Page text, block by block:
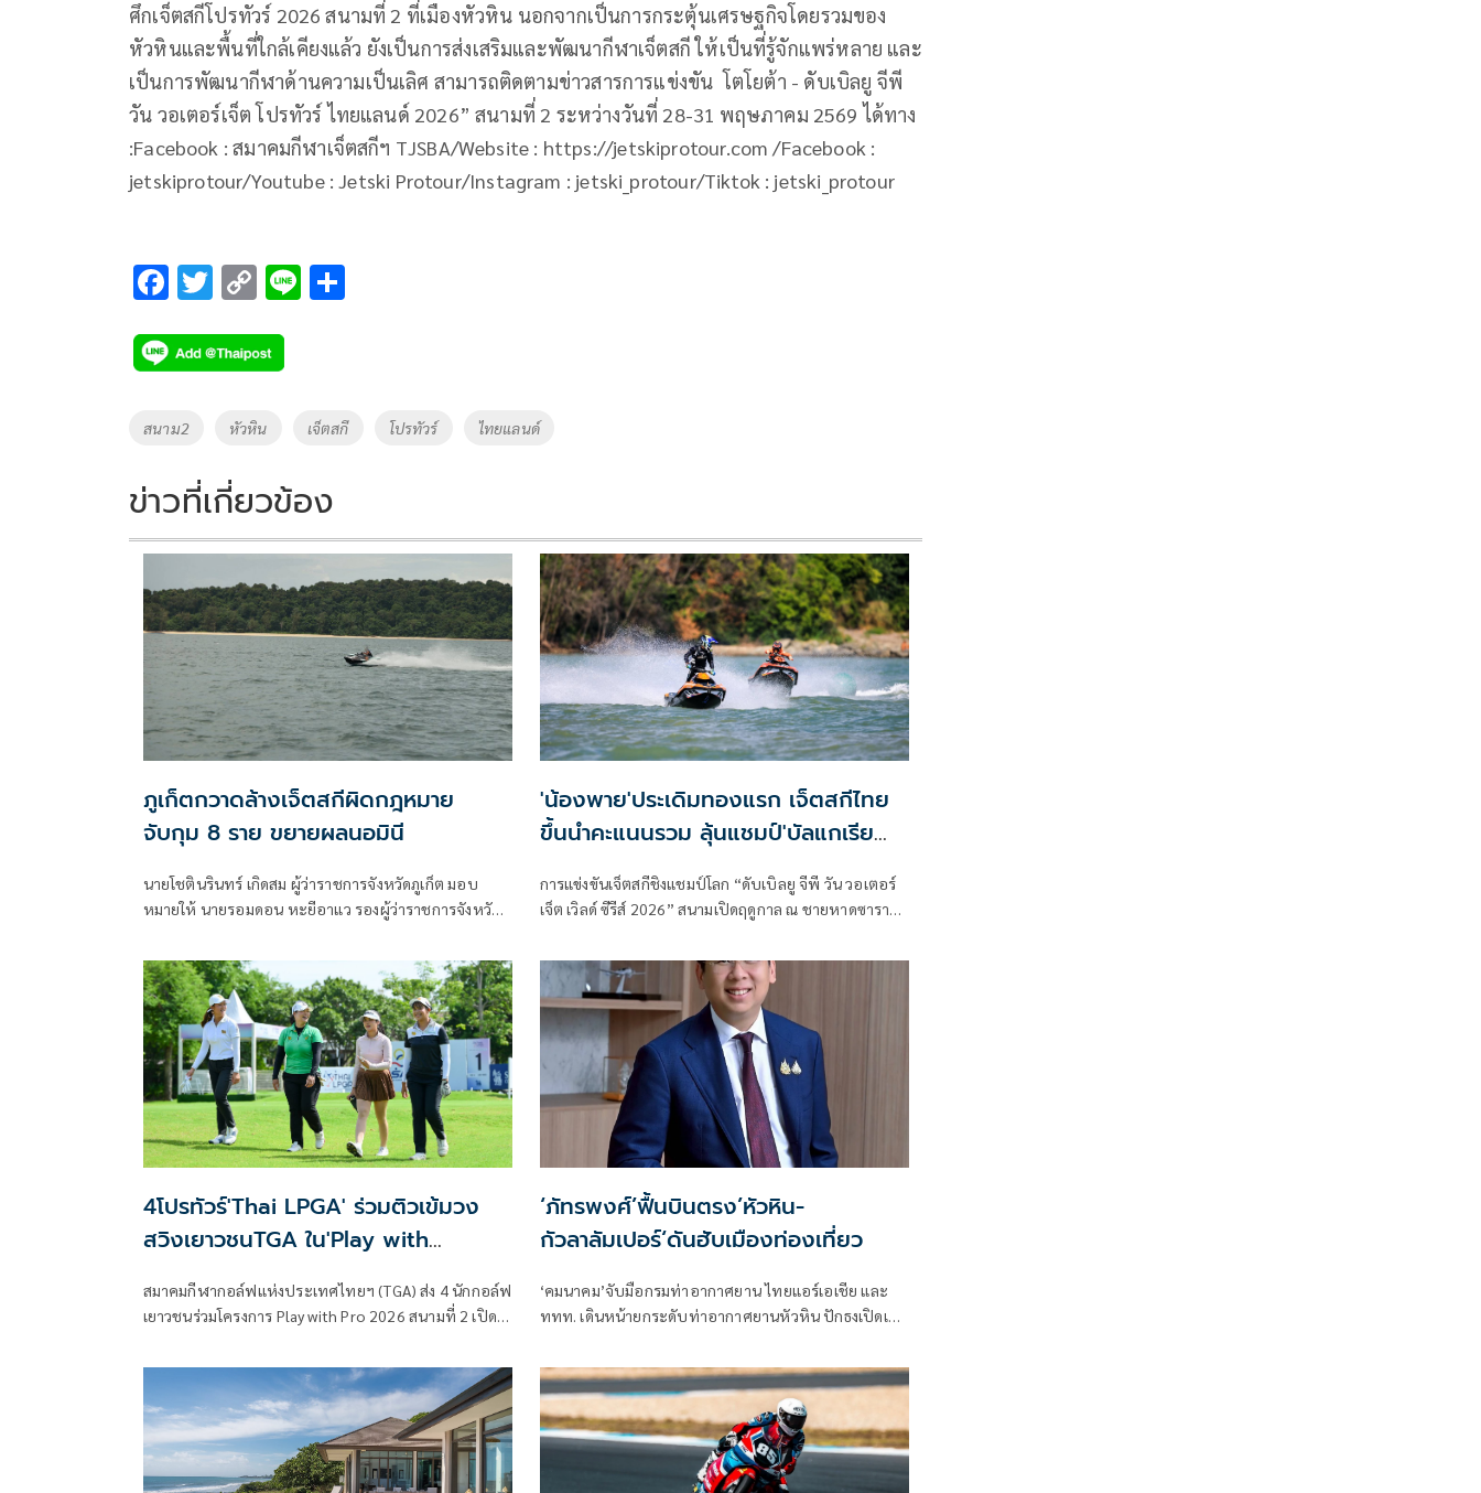
ศึกเจ็ตสกีโปรทัวร์ 2026 สนามที่ 2 ที่เมืองหัวหิน นอกจากเป็นการกระตุ้นเศรษฐกิจโดยรวมของ
หัวหินและพื้นที่ใกล้เคียงแล้ว ยังเป็นการส่งเสริมและพัฒนากีฬาเจ็ตสกี ให้เป็นที่รู้จักแพร่หลาย และ
เป็นการพัฒนากีฬาด้านความเป็นเลิศ สามารถติดตามข่าวสารการแข่งขัน โตโยต้า - ดับเบิลยู จีพี
วัน วอเตอร์เจ็ต โปรทัวร์ ไทยแลนด์ 2026” สนามที่ 2 ระหว่างวันที่ 28-31 พฤษภาคม 2569 ได้ทาง
:Facebook : สมาคมกีฬาเจ็ตสกีฯ TJSBA/Website : https://jetskiprotour.com /Facebook :
jetskiprotour/Youtube : Jetski Protour/Instagram : jetski_protour/Tiktok : jetski_protour
F
e
b
o
k
T
tt
er
C
p
y
Li
k
Li
Tags
สนาม2 หัวหิน เจ็ตสกี โปรทัวร์ ไทยแลนด์
ข่าวที่เกี่ยวข้อง
ภูเก็ตกวาดล้างเจ็ตสกีผิดกฎหมาย
จับกุม 8 ราย ขยายผลนอมินี
นายโชตินรินทร์ เกิดสม ผู้ว่าราชการจังหวัดภูเก็ต มอบ
หมายให้ นายรอมดอน หะยีอาแว รองผู้ว่าราชการจังหวัด
สำนักงานเจ้าท่าภูมิภาคสาขาภูเก็ต นายธีรพงศ์ พันธ์นาค
เจ้าพนักงานตรวจเรือชำนาญการ และเจ้าหน้าที่สำนักงาน
เจ้าท่าภูมิภาคสาขาภูเก็ต
'น้องพาย'ประเดิมทองแรก เจ็ตสกีไทย
ขึ้นนำคะแนนรวม ลุ้นแชมป์'บัลแกเรีย
การแข่งขันเจ็ตสกีชิงแชมป์โลก “ดับเบิลยู จีพี วัน วอเตอร์
เจ็ต เวิลด์ ซีรีส์ 2026” สนามเปิดฤดูกาล ณ ชายหาดซาราโฟ
ฟอร์มแกร่งประกาศศักดาบนเวทีโลกได้อย่างน่าประทับ
ใจ“น้องพาย” ล้างตาแชมป์ยุโรป คว้าแชมป์ประเดิม! :
4โปรทัวร์'Thai LPGA' ร่วมติวเข้มวง
สวิงเยาวชนTGA ใน'Play with
สมาคมกีฬากอล์ฟแห่งประเทศไทยฯ (TGA) ส่ง 4 นักกอล์ฟ
เยาวชนร่วมโครงการ Play with Pro 2026 สนามที่ 2 เปิด
ร่วมกับสมาคมกีฬากอล์ฟอาชีพสตรี (Thai LPGA) ที่สนาม
เดอะวินเทจ คลับ จ.สมุทรปราการ เมื่อวันที่ 7 กรกฎาคม
2569
‘ภัทรพงศ์’ฟื้นบินตรง’หัวหิน-
กัวลาลัมเปอร์‘ดันฮับเมืองท่องเที่ยว
‘คมนาคม’จับมือกรมท่าอากาศยาน ไทยแอร์เอเชีย และ
ททท. เดินหน้ายกระดับท่าอากาศยานหัวหิน ปักธงเปิดเส้น
กัวลาลัมเปอร์’ กลับมาให้บริการ ดันหัวหินเป็นศูนย์กลาง
การท่องเที่ยวคุณภาพระดับสากล.